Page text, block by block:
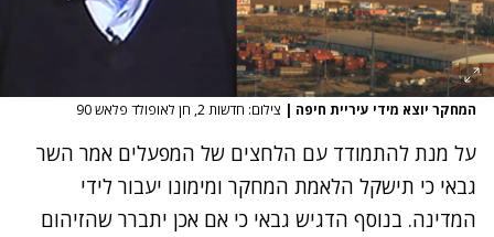
המחקר יוצא מידי עיריית חיפה | צילום: חדשות 2, חן לאופולד פלאש 90
על מנת להתמודד עם הלחצים של המפעלים אמר השר
גבאי כי תישקל הלאמת המחקר ומימונו יעבור לידי
המדינה. בנוסף הדגיש גבאי כי אם אכן יתברר שהזיהום